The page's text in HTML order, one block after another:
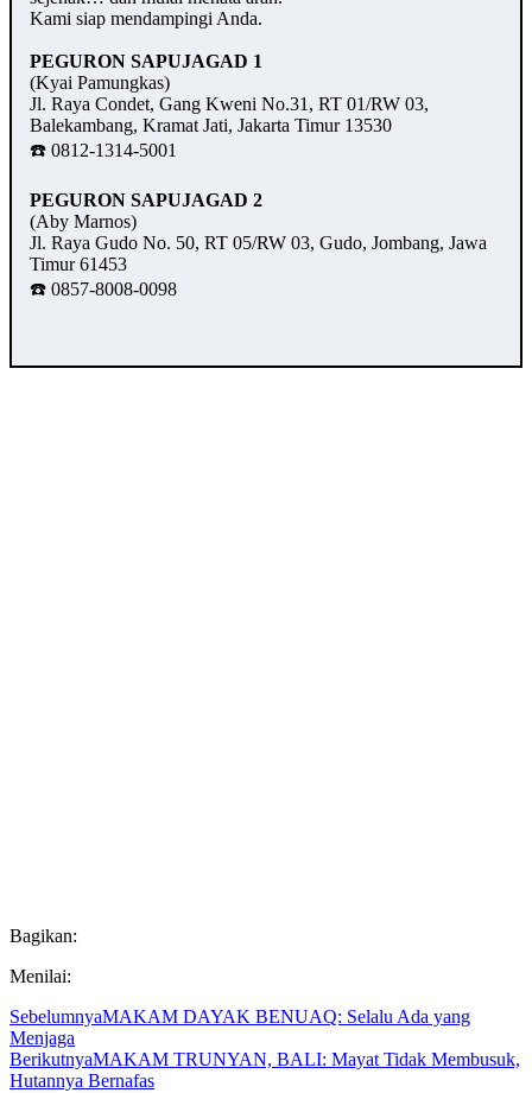
Kami siap mendampingi Anda.
PEGURON SAPUJAGAD 1
(Kyai Pamungkas)
Jl. Raya Condet, Gang Kweni No.31, RT 01/RW 03,
Balekambang, Kramat Jati, Jakarta Timur 13530
☎️ 0812-1314-5001
PEGURON SAPUJAGAD 2
(Aby Marnos)
Jl. Raya Gudo No. 50, RT 05/RW 03, Gudo, Jombang, Jawa
Timur 61453
☎️ 0857-8008-0098
Bagikan:
Menilai:
SebelumnyaMAKAM DAYAK BENUAQ: Selalu Ada yang
Menjaga
BerikutnyaMAKAM TRUNYAN, BALI: Mayat Tidak Membusuk,
Hutannya Bernafas